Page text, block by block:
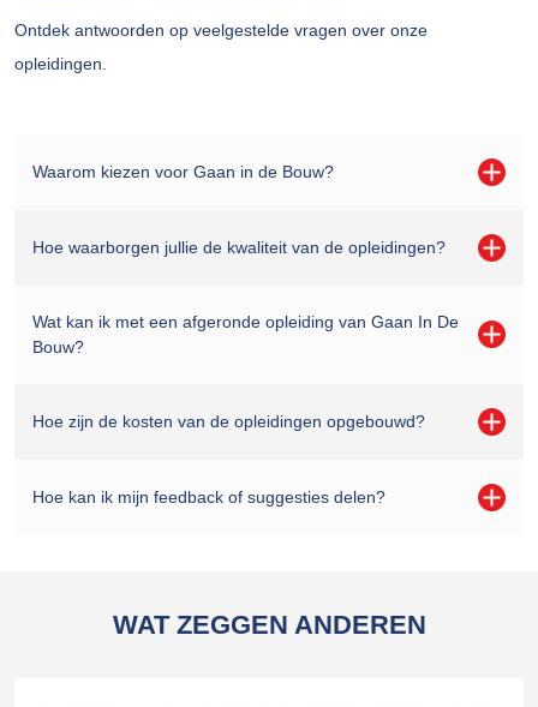
Ontdek antwoorden op veelgestelde vragen over onze
opleidingen.
Waarom kiezen voor Gaan in de Bouw?
Hoe waarborgen jullie de kwaliteit van de opleidingen?
Wat kan ik met een afgeronde opleiding van Gaan In De
Bouw?
Hoe zijn de kosten van de opleidingen opgebouwd?
Hoe kan ik mijn feedback of suggesties delen?
WAT ZEGGEN ANDEREN